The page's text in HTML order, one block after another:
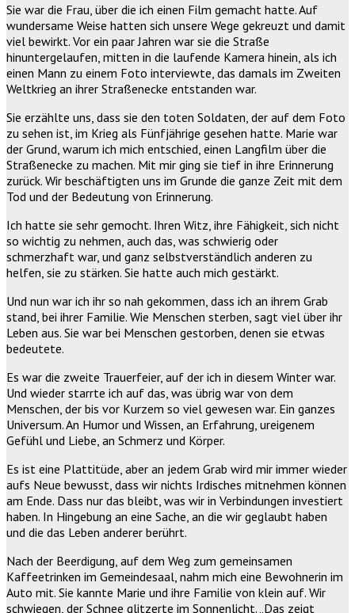
Sie war die Frau, über die ich einen Film gemacht hatte. Auf
wundersame Weise hatten sich unsere Wege gekreuzt und damit
viel bewirkt. Vor ein paar Jahren war sie die Straße
hinuntergelaufen, mitten in die laufende Kamera hinein, als ich
einen Mann zu einem Foto interviewte, das damals im Zweiten
Weltkrieg an ihrer Straßenecke entstanden war.
Sie erzählte uns, dass sie den toten Soldaten, der auf dem Foto
zu sehen ist, im Krieg als Fünfjährige gesehen hatte. Marie war
der Grund, warum ich mich entschied, einen Langfilm über die
Straßenecke zu machen. Mit mir ging sie tief in ihre Erinnerung
zurück. Wir beschäftigten uns im Grunde die ganze Zeit mit dem
Tod und der Bedeutung von Erinnerung.
Ich hatte sie sehr gemocht. Ihren Witz, ihre Fähigkeit, sich nicht
so wichtig zu nehmen, auch das, was schwierig oder
schmerzhaft war, und ganz selbstverständlich anderen zu
helfen, sie zu stärken. Sie hatte auch mich gestärkt.
Und nun war ich ihr so nah gekommen, dass ich an ihrem Grab
stand, bei ihrer Familie. Wie Menschen sterben, sagt viel über ihr
Leben aus. Sie war bei Menschen gestorben, denen sie etwas
bedeutete.
Es war die zweite Trauerfeier, auf der ich in diesem Winter war.
Und wieder starrte ich auf das, was übrig war von dem
Menschen, der bis vor Kurzem so viel gewesen war. Ein ganzes
Universum. An Humor und Wissen, an Erfahrung, ureigenem
Gefühl und Liebe, an Schmerz und Körper.
Es ist eine Plattitüde, aber an jedem Grab wird mir immer wieder
aufs Neue bewusst, dass wir nichts Irdisches mitnehmen können
am Ende. Dass nur das bleibt, was wir in Verbindungen investiert
haben. In Hingebung an eine Sache, an die wir geglaubt haben
und die das Leben anderer berührt.
Nach der Beerdigung, auf dem Weg zum gemeinsamen
Kaffeetrinken im Gemeindesaal, nahm mich eine Bewohnerin im
Auto mit. Sie kannte Marie und ihre Familie von klein auf. Wir
schwiegen, der Schnee glitzerte im Sonnenlicht. „Das zeigt